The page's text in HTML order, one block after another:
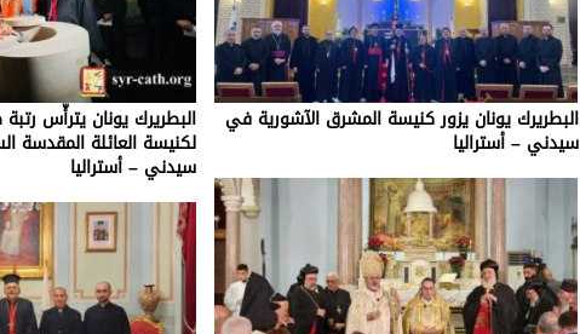
البطريرك يونان يزور كنيسة المشرق الآشورية في
سيدني – أستراليا
البطريرك يونان يترأّس
لكنيسة العائلة المقدسة
سيدني – أستراليا